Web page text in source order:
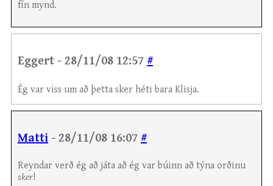
fín mynd.
Eggert - 28/11/08 12:57 #
Ég var viss um að þetta sker héti bara Klisja.
Matti - 28/11/08 16:07 #
Reyndar verð ég að játa að ég var búinn að týna orðinu
sker!